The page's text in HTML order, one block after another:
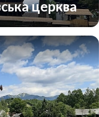
церква